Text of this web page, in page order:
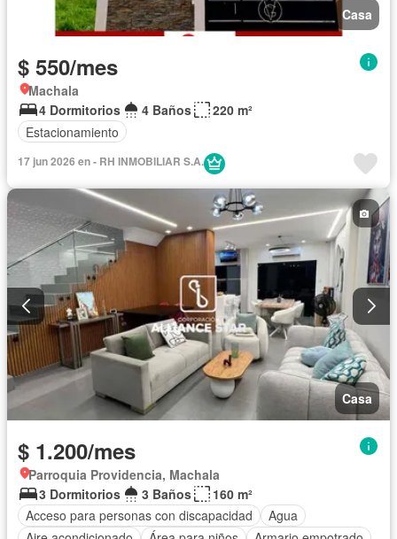
Casa
$ 550/mes
Machala
4 Dormitorios
4 Baños
220 m²
Estacionamiento
17 jun 2026 en - RH INMOBILIAR S.A.
Casa
$ 1.200/mes
Parroquia Providencia, Machala
3 Dormitorios
3 Baños
160 m²
Acceso para personas con discapacidad
Agua